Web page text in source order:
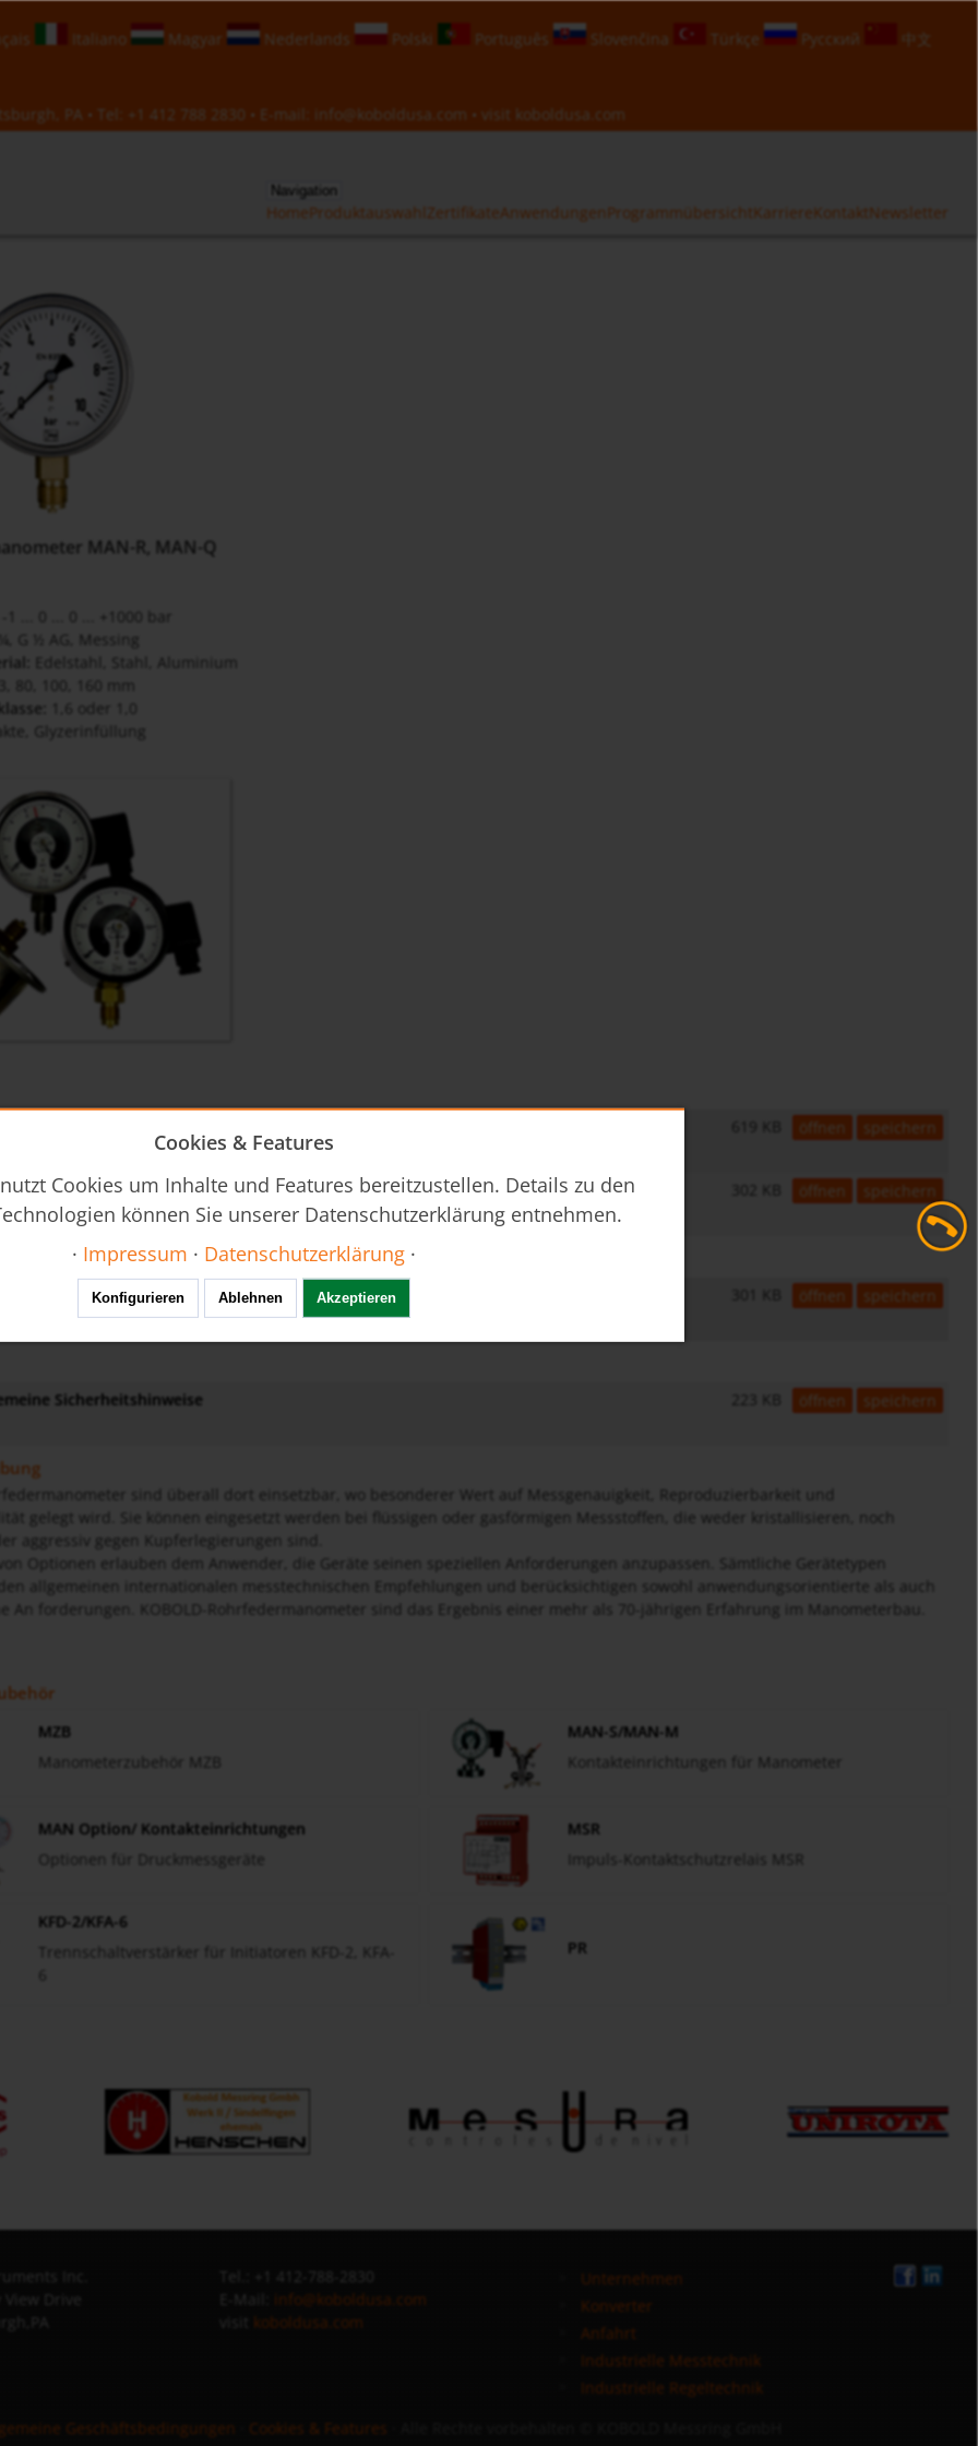
Italiano Magyar Nederlands Polski Português Slovenčina Türkçe Русский
中文
PA • Tel: +1 412 788 2830 • E-mail: info@koboldusa.com • visit koboldusa.com
Navigation
HomeProduktauswahl ZertifikateAnwendungen ProgrammübersichtKarriereKontaktNewsletter
MAN-R, MAN-Q
-1 ... 0 ... 0 ... +1000 bar
¼, G ½ AG, Messing
Edelstahl, Stahl, Aluminium
80, 100, 160 mm
Glyzerinfüllung
öffnen speichern
s-m-i-p-kont-de-druck 302 KB öffnen speichern
- Bedienungsanleitung öffnen speichern
Sicherheitshinweise 223 KB öffnen speichern
sind überall dort einsetzbar, wo besonderer Wert auf Messgenauigkeit, Reproduzierbarkeit und
gelegt wird. Sie können eingesetzt werden bei flüssigen oder gasförmigen Messstoffen, die weder kristallisieren, noch
aggressiv gegen Kupferlegierungen sind.
von Optionen erlauben dem Anwender, die Geräte seinen speziellen Anforderungen anzupassen. Sämtliche Gerätetypen
allgemeinen internationalen messtechnischen Empfehlungen und berücksichtigen sowohl anwendungsorientierte als auch
An forderungen. KOBOLD-Rohrfedermanometer sind das Ergebnis einer mehr als 70-jährigen Erfahrung im Manometerbau.
MZB
Manometerzubehör MZB
MAN-S/MAN-M
Kontakteinrichtungen für Manometer
MAN Option/ Kontakteinrichtungen
Optionen für Druckmessgeräte
MSR
Impuls-Kontaktschutzrelais MSR
KFD-2/KFA-6
Trennschaltverstärker für Initiatoren KFD-2, KFA-
PR
info@koboldusa.com
koboldusa.com
Unternehmen
Konverter
Anfahrt
Industrielle Messtechnik
Industrielle Regeltechnik
Geschäftsbedingungen Cookies & Features
Cookies & Features
Cookies um Inhalte und Features bereitzustellen. Details zu den
können Sie unserer Datenschutzerklärung entnehmen.
· Impressum · Datenschutzerklärung ·
Konfigurieren Ablehnen Akzeptieren